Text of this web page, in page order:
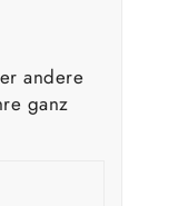
andere
ganz